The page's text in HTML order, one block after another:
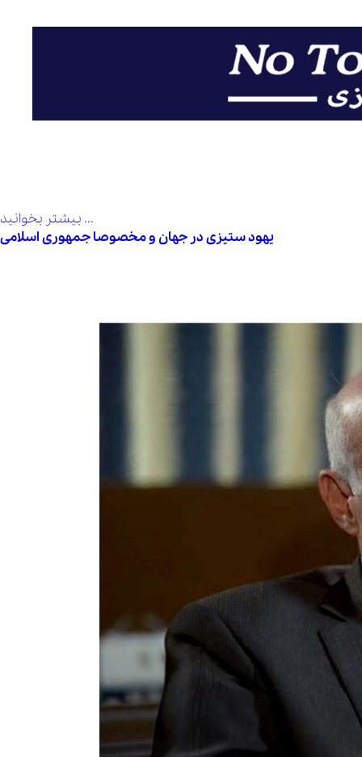
بیشتر بخوانید ...
یهود ستیزی در جهان و مخصوصا جمهوری اسلامی